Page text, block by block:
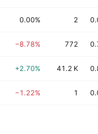
0.00% 2
−8.78% 772
+2.70% 41.2 K
−1.22% 1